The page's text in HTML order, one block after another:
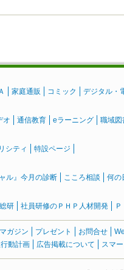
家庭通販 コミック デジタル・
オ 通信教育 eラーニング 職域図
シティ 特設ページ
ル』今月の診断 こころ相談 何の
研 社員研修のＰＨＰ人材開発
ガジン プレゼント お問合せ
動計画 広告掲載について スマ